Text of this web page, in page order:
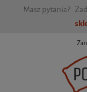
Masz pytania?